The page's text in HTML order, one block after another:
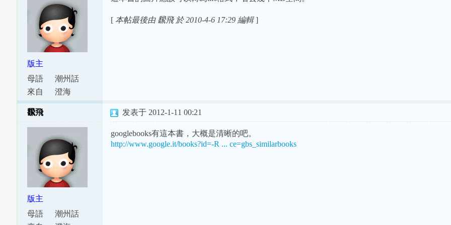
版主
母語
潮州話
來自
澄海
[本帖最後由 飜飛 於 2010-4-6 17:29 編輯]
飜飛
版主
母語
潮州話
发表于 2012-1-11 00:21
googlebooks有這本書，大概是清晰的吧。
http://www.google.it/books?id=-R ... ce=gbs_similarbooks